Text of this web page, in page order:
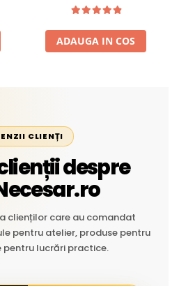
ADAUGA IN COS
CLIENȚI
despre
clienților care au comandat
pentru atelier, produse pentru
pentru lucrări practice.